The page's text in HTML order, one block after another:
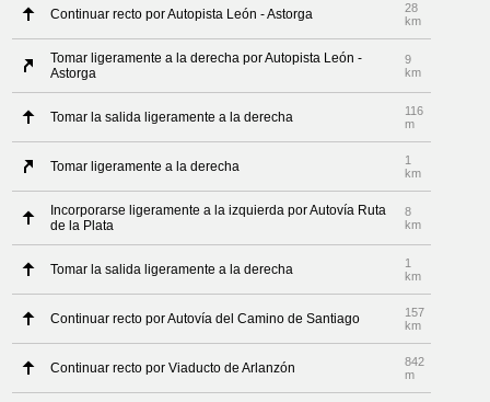
Continuar recto por Autopista León - Astorga
28
km
Tomar ligeramente a la derecha por Autopista León -
Astorga
9
km
Tomar la salida ligeramente a la derecha
116
m
Tomar ligeramente a la derecha
1
km
Incorporarse ligeramente a la izquierda por Autovía Ruta
de la Plata
8
km
Tomar la salida ligeramente a la derecha
1
km
Continuar recto por Autovía del Camino de Santiago
157
km
Continuar recto por Viaducto de Arlanzón
842
m